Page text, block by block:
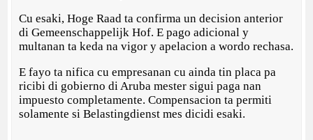
Cu esaki, Hoge Raad ta confirma un decision anterior
di Gemeenschappelijk Hof. E pago adicional y
multanan ta keda na vigor y apelacion a wordo rechasa.
E fayo ta nifica cu empresanan cu ainda tin placa pa
ricibi di gobierno di Aruba mester sigui paga nan
impuesto completamente. Compensacion ta permiti
solamente si Belastingdienst mes dicidi esaki.